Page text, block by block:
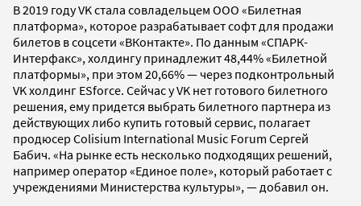
В 2019 году VK стала совладельцем ООО «Билетная
платформа», которое разрабатывает софт для продажи
билетов в соцсети «ВКонтакте». По данным «СПАРК-
Интерфакс», холдингу принадлежит 48,44% «Билетной
платформы», при этом 20,66% — через подконтрольный
VK холдинг ESforce. Сейчас у VK нет готового билетного
решения, ему придется выбрать билетного партнера из
действующих либо купить готовый сервис, полагает
продюсер Colisium International Music Forum Сергей
Бабич. «На рынке есть несколько подходящих решений,
например оператор «Единое поле», который работает с
учреждениями Министерства культуры», — добавил он.